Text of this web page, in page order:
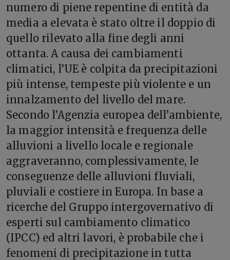
numero di piene repentine di entità da
media a elevata è stato oltre il doppio di
quello rilevato alla fine degli anni
ottanta. A causa dei cambiamenti
climatici, l’UE è colpita da precipitazioni
più intense, tempeste più violente e un
innalzamento del livello del mare.
Secondo l’Agenzia europea dell’ambiente,
la maggior intensità e frequenza delle
alluvioni a livello locale e regionale
aggraveranno, complessivamente, le
conseguenze delle alluvioni fluviali,
pluviali e costiere in Europa. In base a
ricerche del Gruppo intergovernativo di
esperti sul cambiamento climatico
(IPCC) ed altri lavori, è probabile che i
fenomeni di precipitazione in tutta